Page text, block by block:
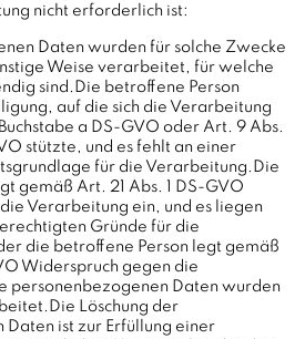
nicht erforderlich ist:
Daten wurden für solche Zwecke
Weise verarbeitet, für welche
sind.Die betroffene Person
auf die sich die Verarbeitung
a DS-GVO oder Art. 9 Abs.
stützte, und es fehlt an einer
für die Verarbeitung.Die
gemäß Art. 21 Abs. 1 DS-GVO
Verarbeitung ein, und es liegen
Gründe für die
die betroffene Person legt gemäß
Widerspruch gegen die
personenbezogenen Daten wurden
Löschung der
Daten ist zur Erfüllung einer